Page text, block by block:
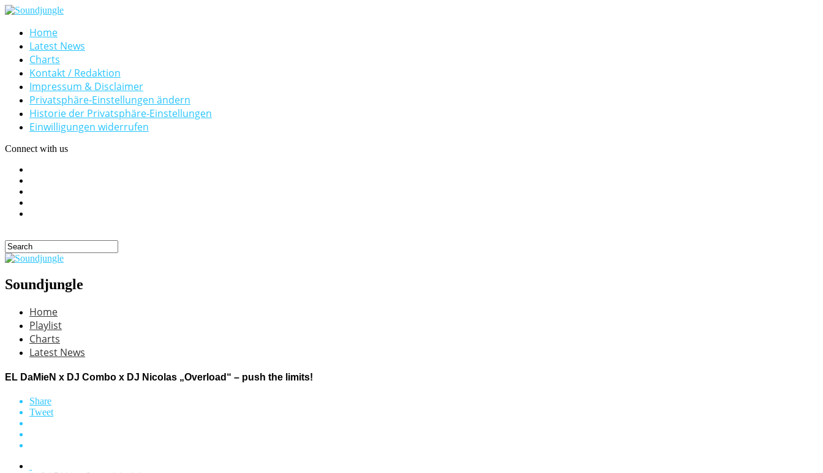
Home
Latest News
Charts
Kontakt / Redaktion
Impressum & Disclaimer
Privatsphäre-Einstellungen ändern
Historie der Privatsphäre-Einstellungen
Einwilligungen widerrufen
Connect with us
Soundjungle
Home
Playlist
Charts
Latest News
EL DaMieN x DJ Combo x DJ Nicolas „Overload“ – push the limits!
Share
Tweet